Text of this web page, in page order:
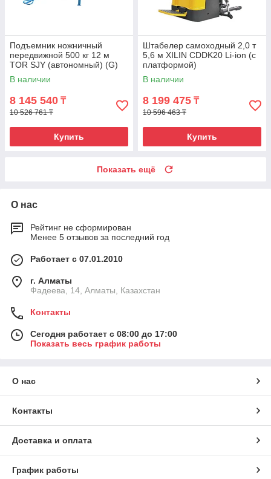
Подъемник ножничный
передвижной 500 кг 12 м
TOR SJY (автономный) (G)
В наличии
8 145 540 ₸
10 526 761 ₸
Купить
Штабелер самоходный 2,0 т
5,6 м XILIN CDDK20 Li-ion (с
платформой)
В наличии
8 199 475 ₸
10 596 463 ₸
Купить
Показать ещё
О нас
Рейтинг не сформирован
Менее 5 отзывов за последний год
Работает с 07.01.2010
г. Алматы
Фадеева, 14, Алматы, Казахстан
Контакты
Сегодня работает с 08:00 до 17:00
Показать весь график работы
О нас
Контакты
Доставка и оплата
График работы